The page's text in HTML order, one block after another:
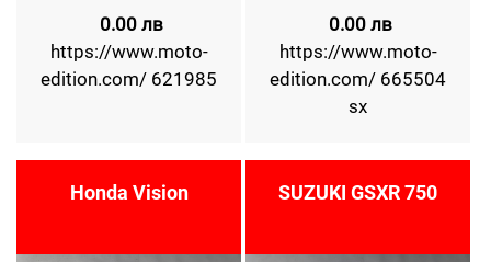
0.00 лв
https://www.moto-
edition.com/ 621985
0.00 лв
https://www.moto-
edition.com/ 665504
sx
Honda Vision SUZUKI GSXR 750